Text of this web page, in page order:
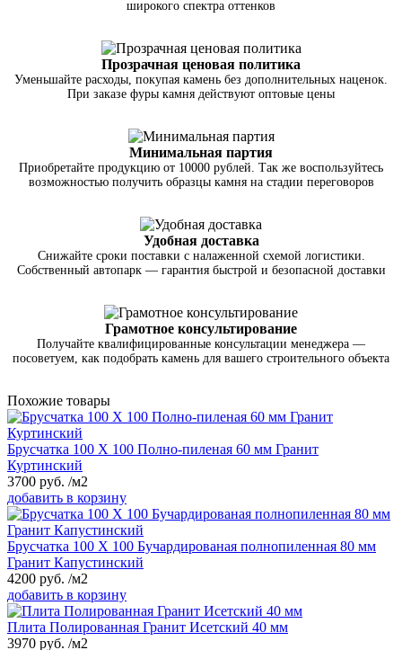
широкого спектра оттенков
Прозрачная ценовая политика
Уменьшайте расходы, покупая камень без дополнительных наценок.
При заказе фуры камня действуют оптовые цены
Минимальная партия
Приобретайте продукцию от 10000 рублей. Так же воспользуйтесь
возможностью получить образцы камня на стадии переговоров
Удобная доставка
Снижайте сроки поставки с налаженной схемой логистики.
Собственный автопарк — гарантия быстрой и безопасной доставки
Грамотное консультирование
Получайте квалифицированные консультации менеджера —
посоветуем, как подобрать камень для вашего строительного объекта
Похожие товары
Брусчатка 100 Х 100 Полно-пиленая 60 мм Гранит
Куртинский
3700 руб. /м2
добавить в корзину
Брусчатка 100 Х 100 Бучардированая полнопиленная 80 мм
Гранит Капустинский
4200 руб. /м2
добавить в корзину
Плита Полированная Гранит Исетский 40 мм
3970 руб. /м2